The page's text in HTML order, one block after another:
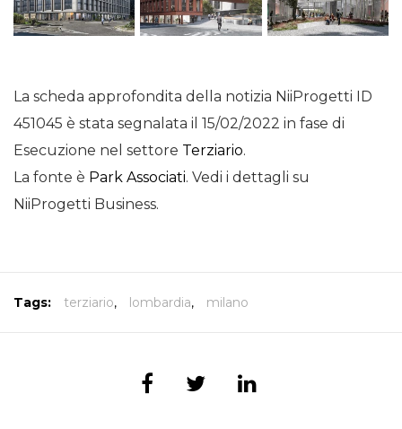
La scheda approfondita della notizia NiiProgetti ID
451045 è stata segnalata il 15/02/2022 in fase di
Esecuzione nel settore Terziario.
La fonte è Park Associati. Vedi i dettagli su
NiiProgetti Business.
Tags: terziario, lombardia, milano